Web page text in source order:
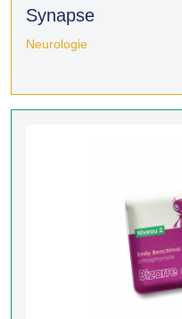
Synapse
Neurologie